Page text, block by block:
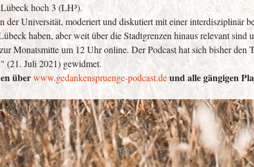
hoch 3 (LH³).
der Universität, moderiert und diskutiert mit einer interdisziplinär
haben, aber weit über die Stadtgrenzen hinaus relevant sind
Monatsmitte um 12 Uhr online. Der Podcast hat sich bisher
(21. Juli 2021) gewidmet.
über www.gedankenspruenge-podcast.de und alle gängigen